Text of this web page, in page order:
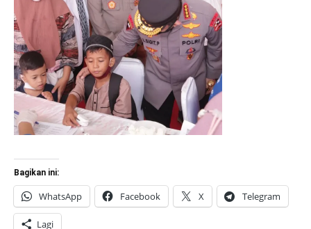
Bagikan ini:
WhatsApp Facebook X Telegram
Lagi